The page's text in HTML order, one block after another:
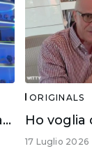
In linea diretta con… Fabio Rovazzi
ORIGINALS
17 Luglio 2026